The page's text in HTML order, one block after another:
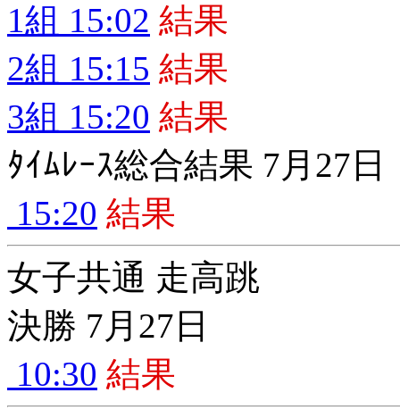
1組 15:02 結果
2組 15:15 結果
3組 15:20 結果
ﾀｲﾑﾚｰｽ総合結果 7月27日
15:20 結果
女子共通 走高跳
決勝 7月27日
10:30 結果